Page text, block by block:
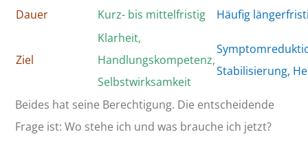
Dauer Kurz- bis mittelfristig Häufig
Ziel
Klarheit,
Handlungskompetenz,
Selbstwirksamkeit
Stabilisierung,
Beides hat seine Berechtigung. Die entscheidende
Frage ist: Wo stehe ich und was brauche ich jetzt?